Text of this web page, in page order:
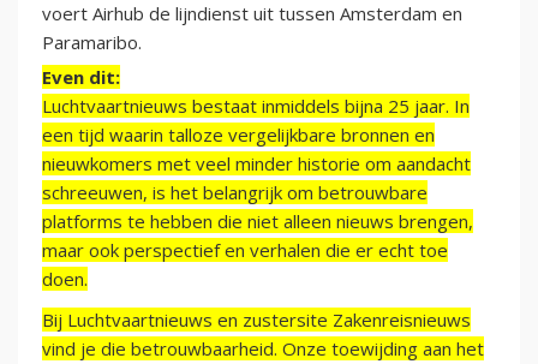
voert Airhub de lijndienst uit tussen Amsterdam en
Paramaribo.
Even dit:
Luchtvaartnieuws bestaat inmiddels bijna 25 jaar. In
een tijd waarin talloze vergelijkbare bronnen en
nieuwkomers met veel minder historie om aandacht
schreeuwen, is het belangrijk om betrouwbare
platforms te hebben die niet alleen nieuws brengen,
maar ook perspectief en verhalen die er echt toe
doen.
Bij Luchtvaartnieuws en zustersite Zakenreisnieuws
vind je die betrouwbaarheid. Onze toewijding aan het